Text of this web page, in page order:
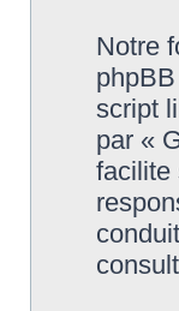
Notre
script
par «
facilite